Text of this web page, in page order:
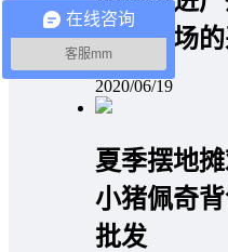
批发市场
2020/06/19
夏季摆地摊
小猪佩奇
批发
在线咨询
客服mm